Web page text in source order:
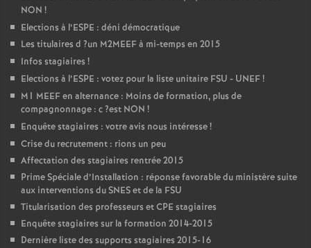
NON !
Elections à l’ESPE : déni démocratique
Les titulaires d ?un M2MEEFà mi-temps en 2015
Infos stagiaires !
Elections à l’ESPE : votez pour la liste unitaire FSU - UNEF!
M1 MEEFen alternance : Moins de formation, plus de
compagnonnage : c?est NON !
Enquête stagiaires : votre avis nous intéresse!
Crise du recrutement : rions un peu
Affectation des stagiaires rentrée 2015
Prime Spéciale d’Installation : réponse favorable du ministère suite
aux interventions duSNESet de la FSU
Titularisation des professeurs etCPE stagiaires
Enquête stagiaires sur la formation 2014-2015
Dernière liste des supports stagiaires 2015-16